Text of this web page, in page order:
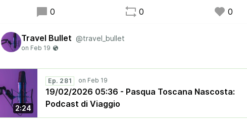
0 0 0
Travel Bullet @travel_bullet
2:24
Ep. 281
19/02/2026 05:36 - Pasqua Toscana Nascosta:
Podcast di Viaggio